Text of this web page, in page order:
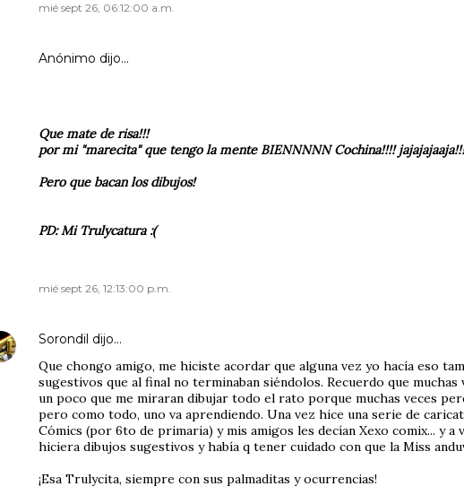
mié sept 26, 06:12:00 a.m.
Anónimo dijo…
Que mate de risa!!!
por mi "marecita" que tengo la mente BIENNNNN Cochina!!!!
Pero que bacan los dibujos!
PD: Mi Trulycatura :(
mié sept 26, 12:13:00 p.m.
Sorondil dijo…
Que chongo amigo, me hiciste acordar que alguna vez yo hacía eso
sugestivos que al final no terminaban siéndolos. Recuerdo que muchas
un poco que me miraran dibujar todo el rato porque muchas veces
pero como todo, uno va aprendiendo. Una vez hice una serie de
Cómics (por 6to de primaria) y mis amigos les decían Xexo comix... y a
hiciera dibujos sugestivos y había q tener cuidado con que la Miss
¡Esa Trulycita, siempre con sus palmaditas y ocurrencias!